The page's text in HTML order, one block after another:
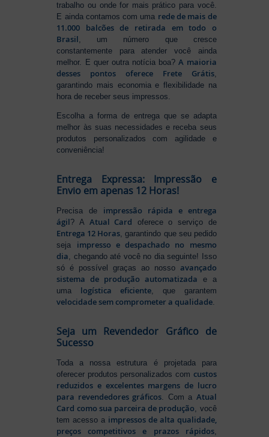
trabalho ou onde for mais prático para você.
E ainda contamos com uma rede de mais de
11.000 balcões de retirada em todo o
Brasil, um número que cresce
constantemente para atender você ainda
melhor. E quer outra notícia boa?A maioria
desses pontos oferece Frete Grátis,
garantindo mais economia e flexibilidade na
hora de receber seus impressos.
Escolha a forma de entrega que se adapta
melhor às suas necessidades e receba seus
produtos personalizados com agilidade e
conveniência!
Entrega Expressa: Impressão e
Envio em apenas 12 Horas!
Precisa de impressão rápida e entrega
ágil? A Atual Card oferece o serviço de
Entrega 12 Horas , garantindo que seu pedido
seja impresso e despachado no mesmo
dia , chegando até você no dia seguinte! Isso
só é possível graças ao nosso avançado
sistema de produção automatizada e a
uma logística eficiente , que garantem
velocidade sem comprometer a qualidade
Seja um Revendedor Gráfico de
Sucesso
Toda a nossa estrutura é projetada para
oferecer produtos personalizados com custos
reduzidos e excelentes margens de lucro
para revendedores gráficos . Com a Atual
Card como sua parceira de produção , você
tem acesso a impressos de alta qualidade,
preços competitivos e prazos rápidos,